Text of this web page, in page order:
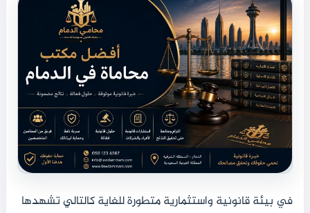
في بيئة قانونية واستثمارية متطورة للغاية كالتالي تشهدها